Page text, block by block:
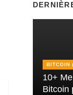
BITCOIN
10+
Bitcoin